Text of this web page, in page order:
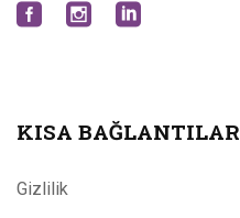
KISA BAĞLANTILAR
Gizlilik